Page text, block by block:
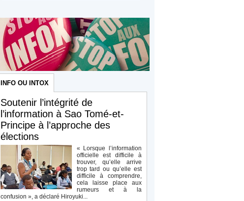
INFO OU INTOX
Soutenir l’intégrité de
l’information à Sao Tomé-et-
Principe à l’approche des
élections
« Lorsque l’information
officielle est difficile à
trouver, qu’elle arrive
trop tard ou qu’elle est
difficile à comprendre,
cela laisse place aux
rumeurs et à la
confusion », a déclaré Hiroyuki...